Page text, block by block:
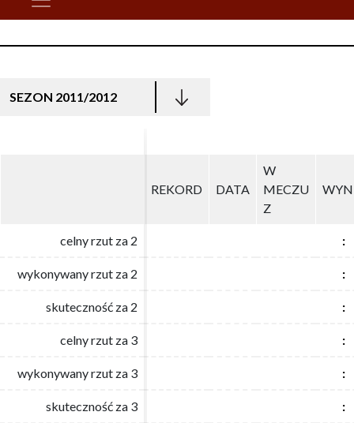
SEZON 2011/2012
REKORD DATA
W
MECZU
Z
celny rzut za 2 :
wykonywany rzut za 2 :
skuteczność za 2 :
celny rzut za 3 :
wykonywany rzut za 3 :
skuteczność za 3 :
REKORD DATA
W
MECZU
Z
celny rzut za 2 :
wykonywany rzut za 2 :
skuteczność za 2 :
celny rzut za 3 :
wykonywany rzut za 3 :
skuteczność za 3 :